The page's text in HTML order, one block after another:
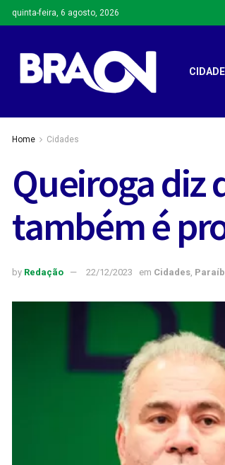
quinta-feira, 6 agosto, 2026
Home Cidades
Queiroga diz
também é
by Redação 22/12/2023 em Cidades,